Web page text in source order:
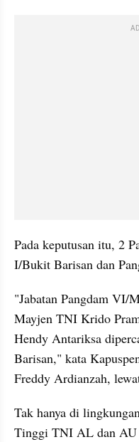
Pada keputusan itu, 2
I/Bukit Barisan dan
"Jabatan Pangdam VI/
Mayjen TNI Krido
Hendy Antariksa
Barisan," kata
Freddy Ardianzah,
Tak hanya di
Tinggi TNI AL dan AU